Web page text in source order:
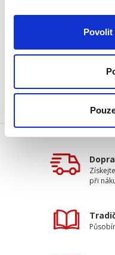
Povolit
Reflektuje
na související
při